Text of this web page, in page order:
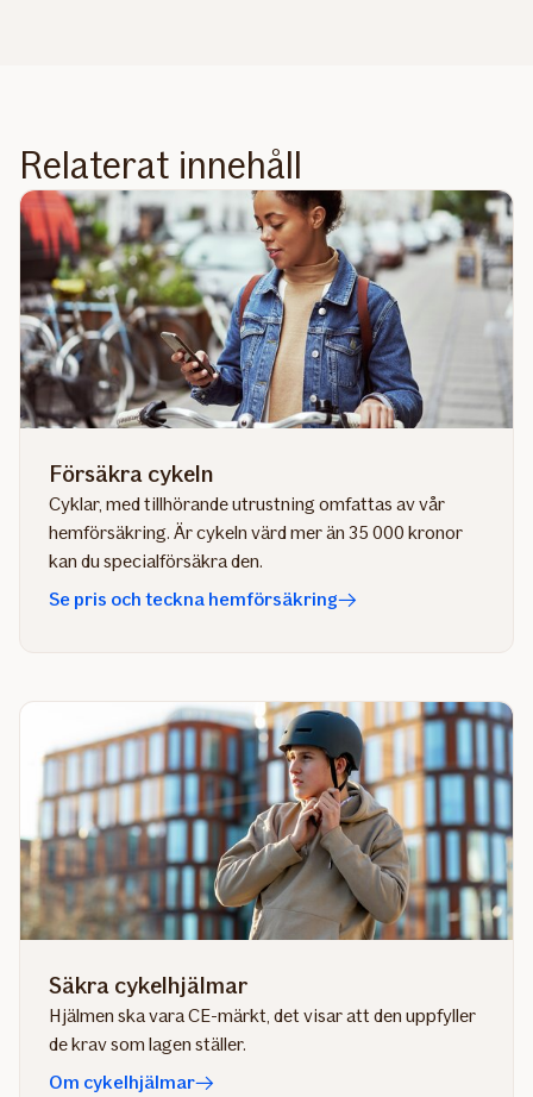
Relaterat innehåll
Försäkra cykeln
Cyklar, med tillhörande utrustning omfattas av vår
hemförsäkring. Är cykeln värd mer än 35 000 kronor
kan du specialförsäkra den.
Se pris och teckna hemförsäkring
Säkra cykelhjälmar
Hjälmen ska vara CE-märkt, det visar att den uppfyller
de krav som lagen ställer.
Om cykelhjälmar